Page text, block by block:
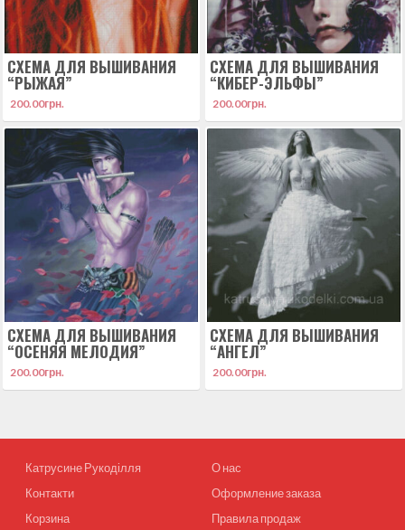
СХЕМА ДЛЯ ВЫШИВАНИЯ
“РЫЖАЯ”
200.00грн.
СХЕМА ДЛЯ ВЫШИВАНИЯ
“КИБЕР-ЭЛЬФЫ”
200.00грн.
СХЕМА ДЛЯ ВЫШИВАНИЯ
“ОСЕНЯЯ МЕЛОДИЯ”
200.00грн.
СХЕМА ДЛЯ ВЫШИВАНИЯ
“АНГЕЛ”
200.00грн.
Катрусине Рукоділля
Контакти
Корзина
О нас
Оформление заказа
Правила продаж